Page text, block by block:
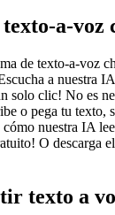
a-voz
de texto-a-voz
a nuestra
solo clic! No es
o pega tu texto,
cómo nuestra IA
O descarga
texto a